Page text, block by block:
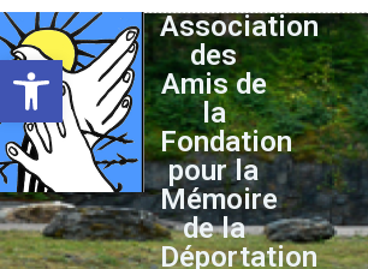
Ouvrir la barre d’outils
Association
des
Amis de
la
Fondation
pour la
Mémoire
de la
Déportation